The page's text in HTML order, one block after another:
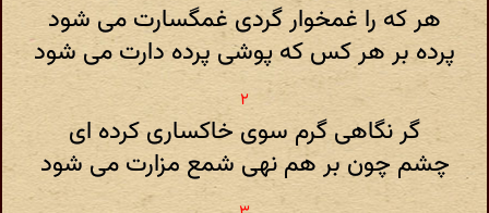
هر که را غمخوار گردی غمگسارت می شود
پرده بر هر کس که پوشی پرده دارت می شود
گر نگاهی گرم سوی خاکساری کرده ای
چشم چون بر هم نهی شمع مزارت می شود